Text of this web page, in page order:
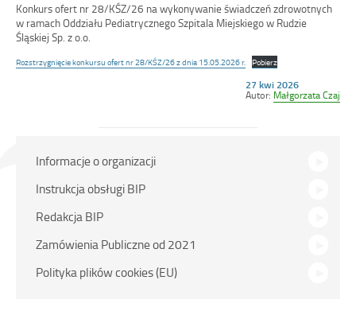
Konkurs ofert nr 28/KŚZ/26 na wykonywanie świadczeń zdrowotnych
w ramach Oddziału Pediatrycznego Szpitala Miejskiego w Rudzie
Śląskiej Sp. z o.o.
Rozstrzygnięcie konkursu ofert nr 28/KŚZ/26 z dnia 15.05.2026 r. Pobierz
Opublikowano
w
27 kwi 2026
Autor: Małgorzata Czaj
Menu
główne
Informacje o organizacji
Instrukcja obsługi BIP
Redakcja BIP
Zamówienia Publiczne od 2021
Polityka plików cookies (EU)